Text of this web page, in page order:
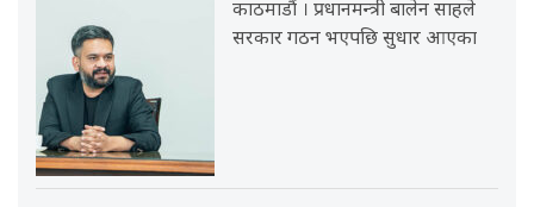
काठमाडौं । प्रधानमन्त्री बालेन साहले
सरकार गठन भएपछि सुधार आएका